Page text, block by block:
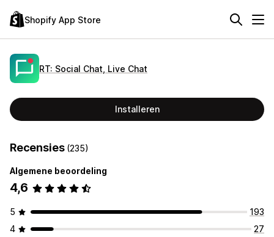
Shopify App Store
RT: Social Chat, Live Chat
Installeren
Recensies (235)
Algemene beoordeling
4,6
5
193
4
27